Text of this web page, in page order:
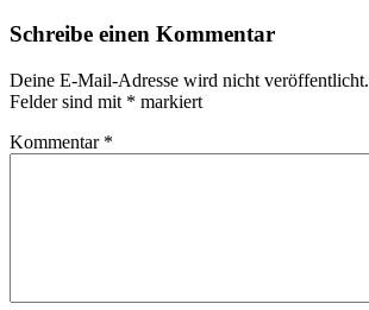
Schreibe einen Kommentar
Deine E-Mail-Adresse wird nicht veröffentlicht.
Felder sind mit * markiert
Kommentar *